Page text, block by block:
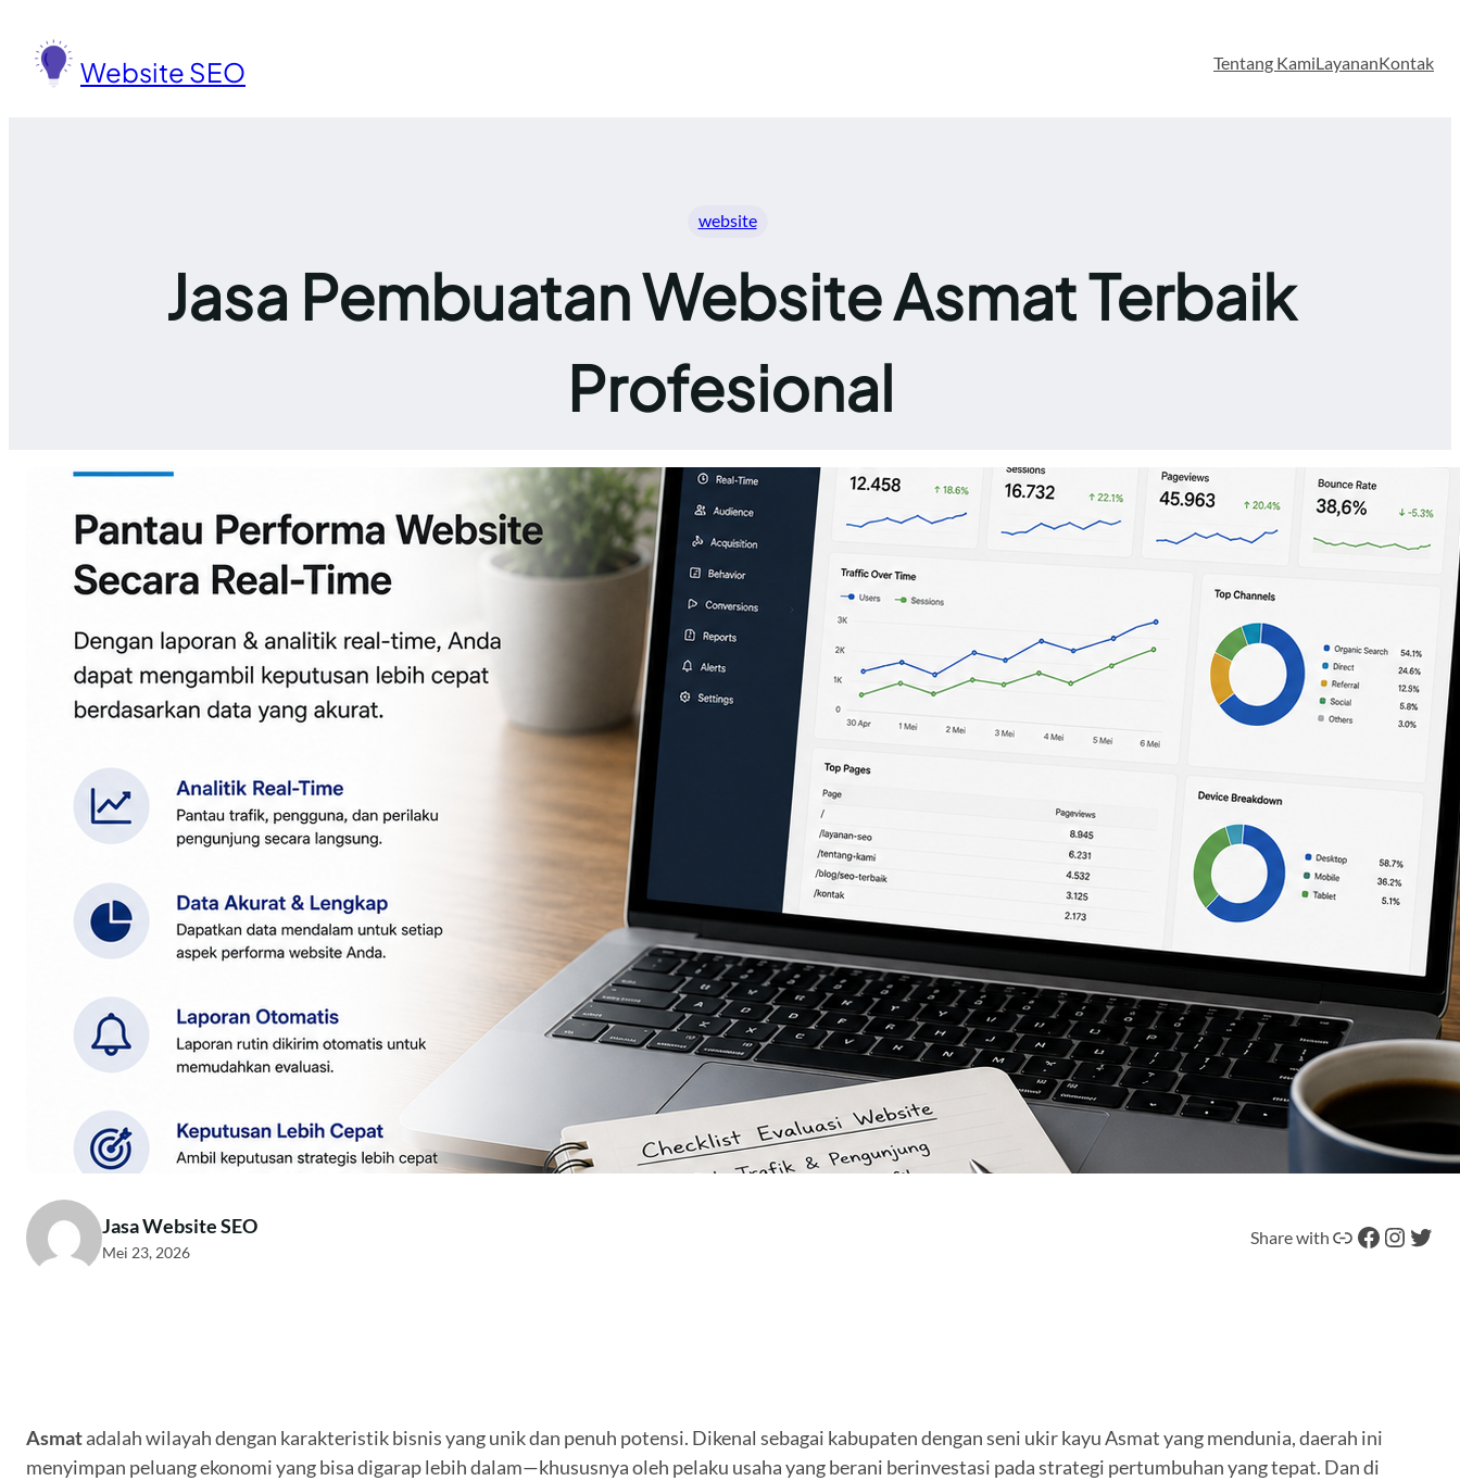
konten
Website SEO Tentang KamiLayananKontak
website
Jasa Pembuatan Website Asmat Terbaik
Profesional
Jasa Website SEO
Mei 23, 2026
Share with Tautan Facebook Instagram Twitter
Asmatadalah wilayah dengan karakteristik bisnis yang unik dan penuh potensi. Dikenal sebagai kabupaten dengan seni ukir kayu Asmat yang mendunia, daerah ini
menyimpan peluang ekonomi yang bisa digarap lebih dalam—khususnya oleh pelaku usaha yang berani berinvestasi pada strategi pertumbuhan yang tepat. Dan di